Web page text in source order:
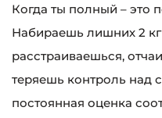
Когда ты полный – это
Набираешь лишних 2 кг
расстраиваешься,
теряешь контроль над
постоянная оценка